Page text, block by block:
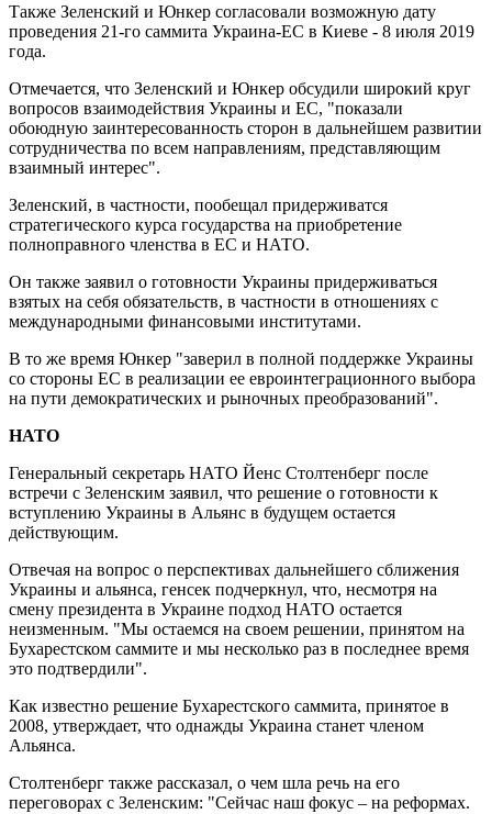
Также Зеленский и Юнкер согласовали возможную дату
проведения 21-го саммита Украина-ЕС в Киеве - 8 июля 2019
года.
Отмечается, что Зеленский и Юнкер обсудили широкий круг
вопросов взаимодействия Украины и ЕС, "показали
обоюдную заинтересованность сторон в дальнейшем развитии
сотрудничества по всем направлениям, представляющим
взаимный интерес".
Зеленский, в частности, пообещал придерживатся
стратегического курса государства на приобретение
полноправного членства в ЕС и НАТО.
Он также заявил о готовности Украины придерживаться
взятых на себя обязательств, в частности в отношениях с
международными финансовыми институтами.
В то же время Юнкер "заверил в полной поддержке Украины
со стороны ЕС в реализации ее евроинтеграционного выбора
на пути демократических и рыночных преобразований".
НАТО
Генеральный секретарь НАТО Йенс Столтенберг после
встречи с Зеленским заявил, что решение о готовности к
вступлению Украины в Альянс в будущем остается
действующим.
Отвечая на вопрос о перспективах дальнейшего сближения
Украины и альянса, генсек подчеркнул, что, несмотря на
смену президента в Украине подход НАТО остается
неизменным. "Мы остаемся на своем решении, принятом на
Бухарестском саммите и мы несколько раз в последнее время
это подтвердили".
Как известно решение Бухарестского саммита, принятое в
2008, утверждает, что однажды Украина станет членом
Альянса.
Столтенберг также рассказал, о чем шла речь на его
переговорах с Зеленским: "Сейчас наш фокус – на реформах.